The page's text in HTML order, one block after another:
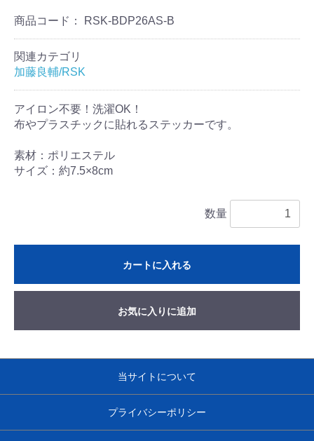
商品コード： RSK-BDP26AS-B
関連カテゴリ
加藤良輔/RSK
アイロン不要！洗濯OK！
布やプラスチックに貼れるステッカーです。
素材：ポリエステル
サイズ：約7.5×8cm
数量
カートに入れる
お気に入りに追加
当サイトについて
プライバシーポリシー